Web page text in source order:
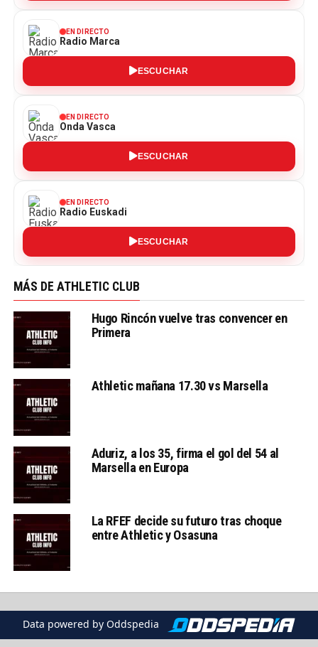
EN DIRECTO
Radio Marca
ESCUCHAR
EN DIRECTO
Onda Vasca
ESCUCHAR
EN DIRECTO
Radio Euskadi
ESCUCHAR
MÁS DE ATHLETIC CLUB
Hugo Rincón vuelve tras convencer en
Primera
Athletic mañana 17.30 vs Marsella
Aduriz, a los 35, firma el gol del 54 al
Marsella en Europa
La RFEF decide su futuro tras choque
entre Athletic y Osasuna
Data powered by Oddspedia